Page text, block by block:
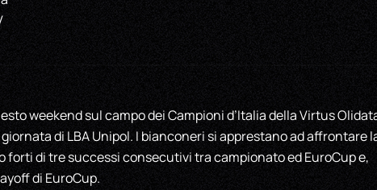
weekend sul campo dei Campioni d’Italia della Virtus
di LBA Unipol. I bianconeri si apprestano ad affrontare
di tre successi consecutivi tra campionato ed EuroCup e,
di EuroCup.